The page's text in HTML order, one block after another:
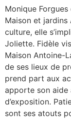
Monique
Maison et jardins
culture, elle
Joliette. Fidèle
Maison Antoine-
de ses lieux de
prend part aux
apporte son aide
d’exposition.
sont ses atouts